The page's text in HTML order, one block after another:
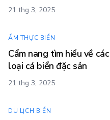
21 thg 3, 2025
ẨM THỰC BIỂN
Cẩm nang tìm hiểu về các
loại cá biển đặc sản
21 thg 3, 2025
DU LỊCH BIỂN